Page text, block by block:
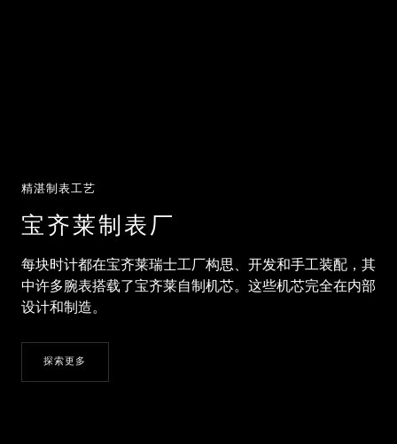
精湛制表工艺
宝齐莱制表厂
每块时计都在宝齐莱瑞士工厂构思、开发和手工装配，其
中许多腕表搭载了宝齐莱自制机芯。这些机芯完全在内部
设计和制造。
探索更多